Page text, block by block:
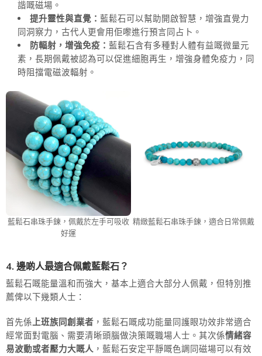
諧嘅磁場。
提升靈性與直覺： 藍鬆石可以幫助開啟智慧，增強直覺力
同洞察力，古代人更會用佢嚟進行預言同占卜。
防輻射，增強免疫： 藍鬆石含有多種對人體有益嘅微量元
素，長期佩戴被認為可以促進細胞再生，增強身體免疫力，同
時阻擋電磁波輻射。
藍鬆石串珠手鍊，佩戴於左手可吸收
好運
精緻藍鬆石串珠手鍊，適合日常佩戴
4. 邊啲人最適合佩戴藍鬆石？
藍鬆石嘅能量溫和而強大，基本上適合大部分人佩戴，但特別推
薦俾以下幾類人士：
首先係上班族同創業者 ，藍鬆石嘅成功能量同護眼功效非常適合
經常面對電腦、需要清晰頭腦做決策嘅職場人士。其次係情緒容
易波動或者壓力大嘅人 ，藍鬆石安定平靜嘅色調同磁場可以有效